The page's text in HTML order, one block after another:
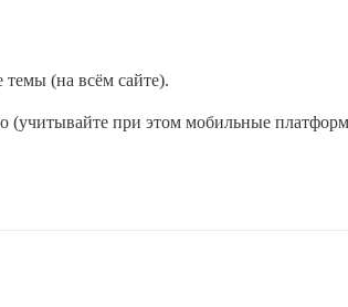
темы (на всём сайте).
(учитывайте при этом мобильные